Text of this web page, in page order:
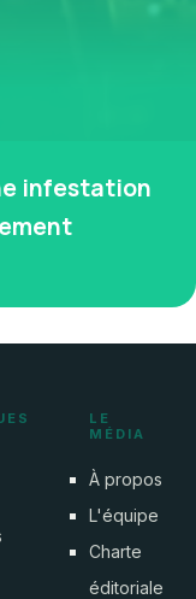
infestation
LE
MÉDIA
À propos
L'équipe
Charte
éditoriale